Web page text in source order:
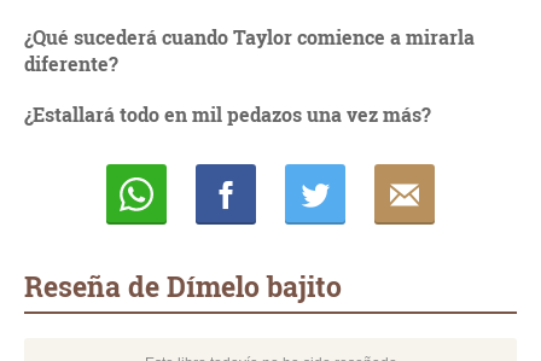
¿Qué sucederá cuando Taylor comience a mirarla
diferente?
¿Estallará todo en mil pedazos una vez más?
Reseña de Dímelo bajito